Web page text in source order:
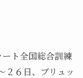
ト全国総合訓練
６日、ブリュッ